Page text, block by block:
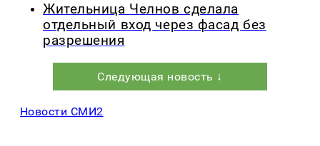
Жительница Челнов сделала
отдельный вход через фасад без
разрешения
Следующая новость ↓
Новости СМИ2